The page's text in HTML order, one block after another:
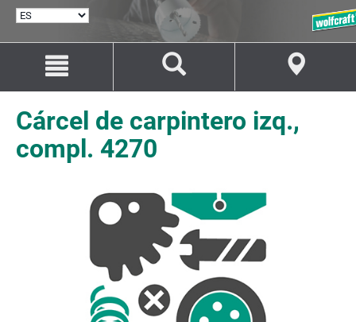
SELECCIONAR
contenido
la
navegación
Cárcel de carpintero izq.,
compl. 4270